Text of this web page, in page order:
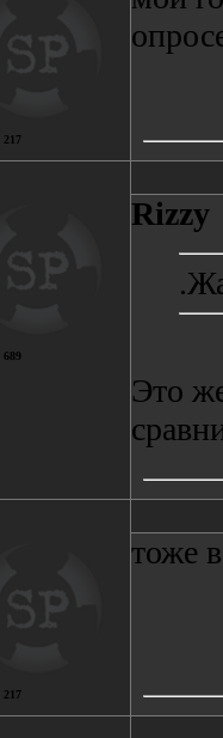
217
689
Rizzy
Это
217
тоже